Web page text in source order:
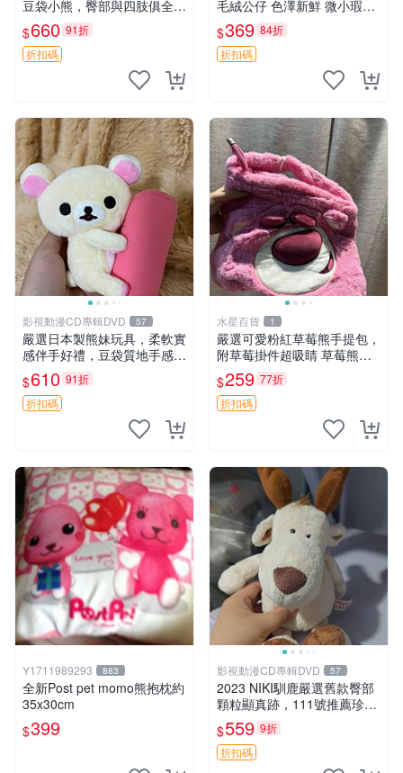
豆袋小熊，臀部與四肢俱全，
坐高11公分，附原盒與吊牌
收藏。藍鼻子小熊，值得擁有
玩具 憶熊
$660 91折
折扣碼
毛絨公仔 色澤新鮮 微小瑕疵
可收藏 中古 安撫熊 條紋公仔
$369 84折
折扣碼
影視動漫CD專輯DVD 57
嚴選日本製熊妹玩具，柔軟實
感伴手好禮，豆袋質地手感
佳，抱枕小熊 recom 推薦 白
色豆袋 玩具
$610 91折
折扣碼
水星百貨 1
嚴選可愛粉紅草莓熊手提包，
附草莓掛件超吸睛 草莓熊手
提包 草莓掛件 可愛portunes
e
$259 77折
折扣碼
Y1711989293 883
全新Post pet momo熊抱枕約
35x30cm
$399
影視動漫CD專輯DVD 57
2023 NIKI馴鹿嚴選舊款臀部
顆粒顯真跡，111號推薦珍藏
品 馴鹿 舊款 尾巴顆粒
$559 9折
折扣碼